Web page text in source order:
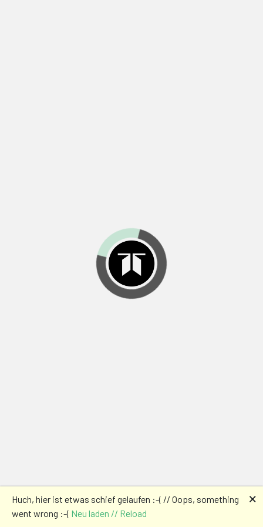
Huch, hier ist etwas schief gelaufen :-( // Oops, something
went wrong :-( Neu laden // Reload
🗙